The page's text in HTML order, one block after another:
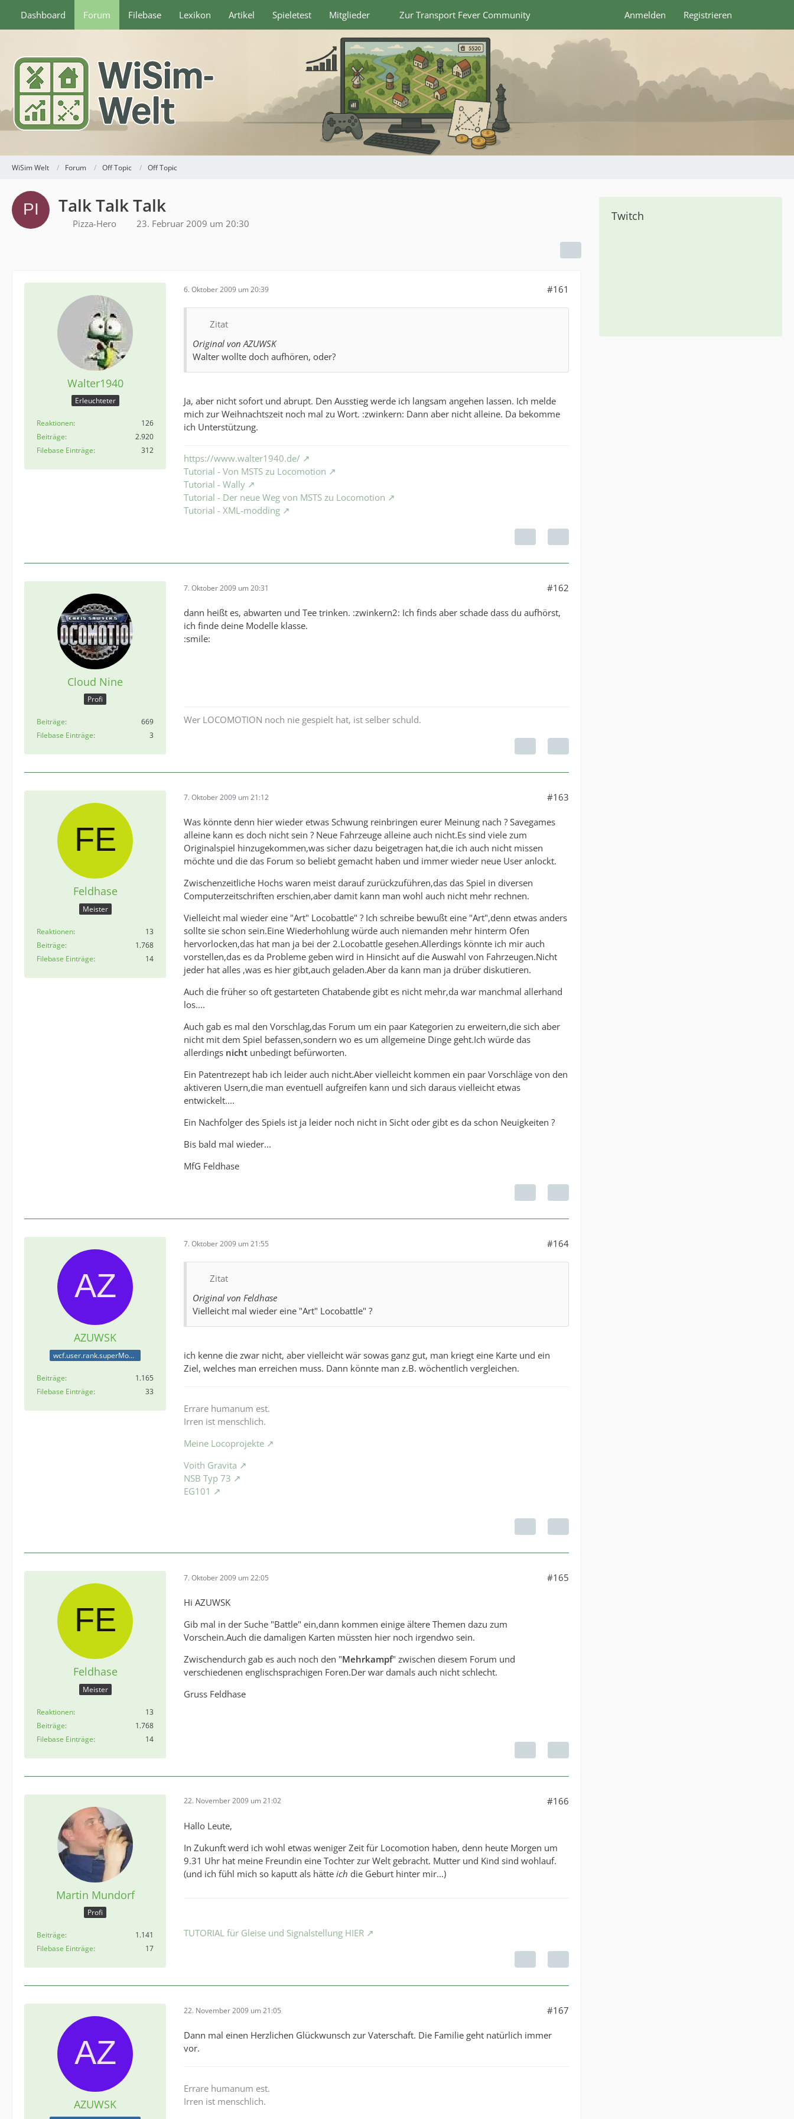
Dashboard Forum Filebase Lexikon Artikel Spieletest Mitglieder Zur Transport Fever Community Anmelden Registrieren
WiSim Welt Forum Off Topic Off Topic
Talk Talk Talk
Pizza-Hero 23. Februar 2009 um 20:30
Walter1940
Erleuchteter
Reaktionen
126
Beiträge
2.920
Filebase Einträge
312
6. Oktober 2009 um 20:39 #161
Zitat
Original von AZUWSK
Walter wollte doch aufhören, oder?
Ja, aber nicht sofort und abrupt. Den Ausstieg werde ich langsam angehen lassen. Ich melde
mich zur Weihnachtszeit noch mal zu Wort. :zwinkern: Dann aber nicht alleine. Da bekomme
ich Unterstützung.
https://www.walter1940.de/
Tutorial - Von MSTS zu Locomotion
Tutorial - Wally
Tutorial - Der neue Weg von MSTS zu Locomotion
Tutorial - XML-modding
Cloud Nine
Profi
Beiträge
669
Filebase Einträge
3
7. Oktober 2009 um 20:31 #162
dann heißt es, abwarten und Tee trinken. :zwinkern2: Ich finds aber schade dass du aufhörst,
ich finde deine Modelle klasse.
:smile:
Wer LOCOMOTION noch nie gespielt hat, ist selber schuld.
Feldhase
Meister
Reaktionen
13
Beiträge
1.768
Filebase Einträge
14
7. Oktober 2009 um 21:12 #163
Was könnte denn hier wieder etwas Schwung reinbringen eurer Meinung nach ? Savegames
alleine kann es doch nicht sein ? Neue Fahrzeuge alleine auch nicht.Es sind viele zum
Originalspiel hinzugekommen,was sicher dazu beigetragen hat,die ich auch nicht missen
möchte und die das Forum so beliebt gemacht haben und immer wieder neue User anlockt.
Zwischenzeitliche Hochs waren meist darauf zurückzuführen,das das Spiel in diversen
Computerzeitschriften erschien,aber damit kann man wohl auch nicht mehr rechnen.
Vielleicht mal wieder eine "Art" Locobattle" ? Ich schreibe bewußt eine "Art",denn etwas anders
sollte sie schon sein.Eine Wiederhohlung würde auch niemanden mehr hinterm Ofen
hervorlocken,das hat man ja bei der 2.Locobattle gesehen.Allerdings könnte ich mir auch
vorstellen,das es da Probleme geben wird in Hinsicht auf die Auswahl von Fahrzeugen.Nicht
jeder hat alles ,was es hier gibt,auch geladen.Aber da kann man ja drüber diskutieren.
Auch die früher so oft gestarteten Chatabende gibt es nicht mehr,da war manchmal allerhand
los....
Auch gab es mal den Vorschlag,das Forum um ein paar Kategorien zu erweitern,die sich aber
nicht mit dem Spiel befassen,sondern wo es um allgemeine Dinge geht.Ich würde das
allerdings nicht unbedingt befürworten.
Ein Patentrezept hab ich leider auch nicht.Aber vielleicht kommen ein paar Vorschläge von den
aktiveren Usern,die man eventuell aufgreifen kann und sich daraus vielleicht etwas
entwickelt....
Ein Nachfolger des Spiels ist ja leider noch nicht in Sicht oder gibt es da schon Neuigkeiten ?
Bis bald mal wieder...
MfG Feldhase
AZUWSK
wcf.user.rank.superModerator
Beiträge
1.165
Filebase Einträge
33
7. Oktober 2009 um 21:55 #164
Zitat
Original von Feldhase
Vielleicht mal wieder eine "Art" Locobattle" ?
ich kenne die zwar nicht, aber vielleicht wär sowas ganz gut, man kriegt eine Karte und ein
Ziel, welches man erreichen muss. Dann könnte man z.B. wöchentlich vergleichen.
Errare humanum est.
Irren ist menschlich.
Meine Locoprojekte
Voith Gravita
NSB Typ 73
EG101
Feldhase
Meister
Reaktionen
13
Beiträge
1.768
Filebase Einträge
14
7. Oktober 2009 um 22:05 #165
Hi AZUWSK
Gib mal in der Suche "Battle" ein,dann kommen einige ältere Themen dazu zum
Vorschein.Auch die damaligen Karten müssten hier noch irgendwo sein.
Zwischendurch gab es auch noch den "Mehrkampf" zwischen diesem Forum und
verschiedenen englischsprachigen Foren.Der war damals auch nicht schlecht.
Gruss Feldhase
Martin Mundorf
Profi
Beiträge
1.141
Filebase Einträge
17
22. November 2009 um 21:02 #166
Hallo Leute,
In Zukunft werd ich wohl etwas weniger Zeit für Locomotion haben, denn heute Morgen um
9.31 Uhr hat meine Freundin eine Tochter zur Welt gebracht. Mutter und Kind sind wohlauf.
(und ich fühl mich so kaputt als hätte ich die Geburt hinter mir...)
TUTORIAL für Gleise und Signalstellung HIER
AZUWSK
22. November 2009 um 21:05 #167
Dann mal einen Herzlichen Glückwunsch zur Vaterschaft. Die Familie geht natürlich immer
vor.
Errare humanum est.
Irren ist menschlich.
Twitch